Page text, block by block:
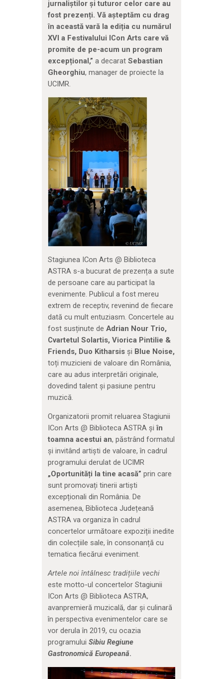
jurnaliștilor și tuturor celorcare au
fost prezenți. Vă așteptăm cu drag
în această vară la ediția cu numărul
XVI a Festivalului ICon Arts care vă
promite de pe-acum un program
excepțional,” a decarat Sebastian
Gheorghiu, manager de proiecte la
UCIMR.
Stagiunea ICon Arts @ Biblioteca
ASTRA s-a bucurat de prezența a sute
de persoane care au participat la
evenimente. Publicul a fost mereu
extrem de receptiv, revenind de fiecare
dată cu mult entuziasm. Concertele au
fost susținute de Adrian Nour Trio,
Cvartetul Solartis, Viorica Pintilie &
Friends, Duo Kitharsis și Blue Noise,
toți muzicieni de valoare din România,
care au adus interpretări originale,
dovedind talent și pasiune pentru
muzică.
Organizatorii promit reluarea Stagiunii
ICon Arts @ Biblioteca ASTRA șiîn
toamna acestui an, păstrând formatul
și invitând artiști de valoare, în cadrul
programului derulat de UCIMR
„Oportunități la tine acasă” prin care
sunt promovați tinerii artiști
excepționali din România. De
asemenea, Biblioteca Județeană
ASTRA va organiza în cadrul
concertelor următoare expoziții inedite
din colecțiile sale, în consonanță cu
tematica fiecărui eveniment.
Artele noi întâlnesc tradițiile vechi
este motto-ul concertelor Stagiunii
ICon Arts @ Biblioteca ASTRA,
avanpremieră muzicală, dar și culinară
în perspectiva evenimentelor care se
vor derula în 2019, cu ocazia
programului Sibiu Regiune
Gastronomică Europeană.